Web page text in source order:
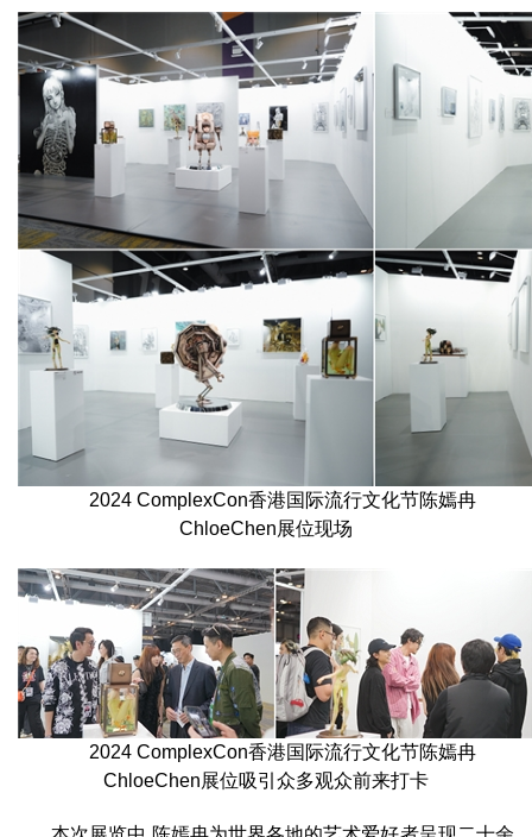
2024 ComplexCon香港国际流行文化节陈嫣冉
ChloeChen展位现场
2024 ComplexCon香港国际流行文化节陈嫣冉
ChloeChen展位吸引众多观众前来打卡